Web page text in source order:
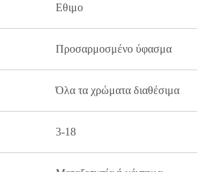
Εθιμο
Προσαρμοσμένο ύφασμα
Όλα τα χρώματα διαθέσιμα
3-18